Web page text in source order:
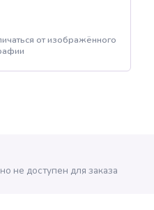
от изображённого
не доступен для заказа